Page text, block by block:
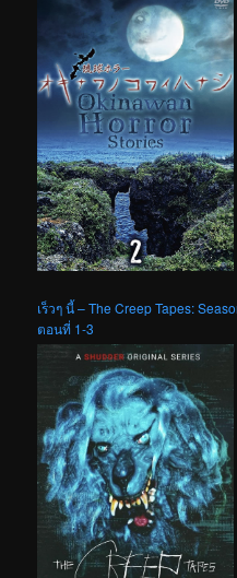
เร็วๆ นี้ – The Creep Tapes:
ตอนที่ 1-3